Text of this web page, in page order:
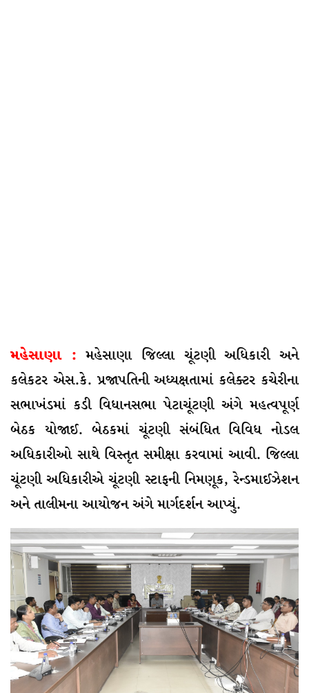
મહેસાણા : મહેસાણા જિલ્લા ચૂંટણી અધિકારી અને
કલેકટર એસ.કે. પ્રજાપતિની અધ્યક્ષતામાં કલેક્ટર કચેરીના
સભાખંડમાં કડી વિધાનસભા પેટાચૂંટણી અંગે મહત્વપૂર્ણ
બેઠક યોજાઈ. બેઠકમાં ચૂંટણી સંબંધિત વિવિધ નોડલ
અધિકારીઓ સાથે વિસ્તૃત સમીક્ષા કરવામાં આવી. જિલ્લા
ચૂંટણી અધિકારીએ ચૂંટણી સ્ટાફની નિમણૂક, રેન્ડમાઈઝેશન
અને તાલીમના આયોજન અંગે માર્ગદર્શન આપ્યું.